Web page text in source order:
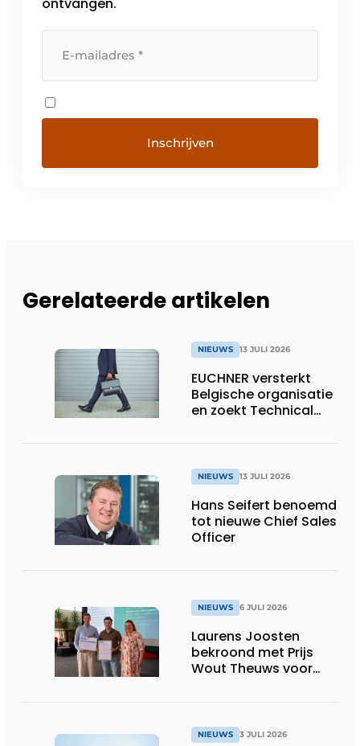
Gerelateerde artikelen
NIEUWS 13 JULI 2026
EUCHNER versterkt
Belgische organisatie
en zoekt Technical
NIEUWS 13 JULI 2026
Hans Seifert benoemd
tot nieuwe Chief Sales
Officer
NIEUWS 6 JULI 2026
Laurens Joosten
bekroond met Prijs
Wout Theuws voor
NIEUWS 3 JULI 2026